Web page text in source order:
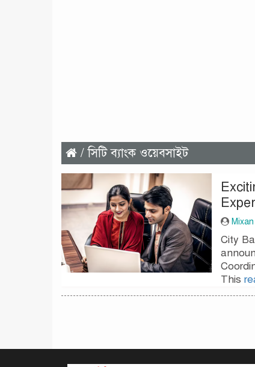
/ সিটি ব্যাংক ওয়েবসাইট
Mixan
City
This